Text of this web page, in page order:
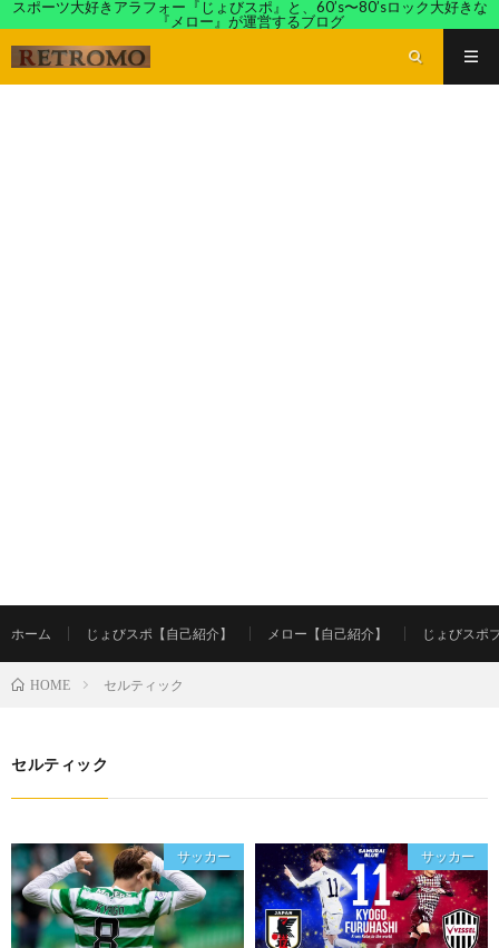
スポーツ大好きアラフォー『じょびスポ』と、60’s〜80’sロック大好きな
『メロー』が運営するブログ
ホーム じょびスポ【自己紹介】 メロー【自己紹介】 じょびスポ
HOME セルティック
セルティック
サッカー サッカー